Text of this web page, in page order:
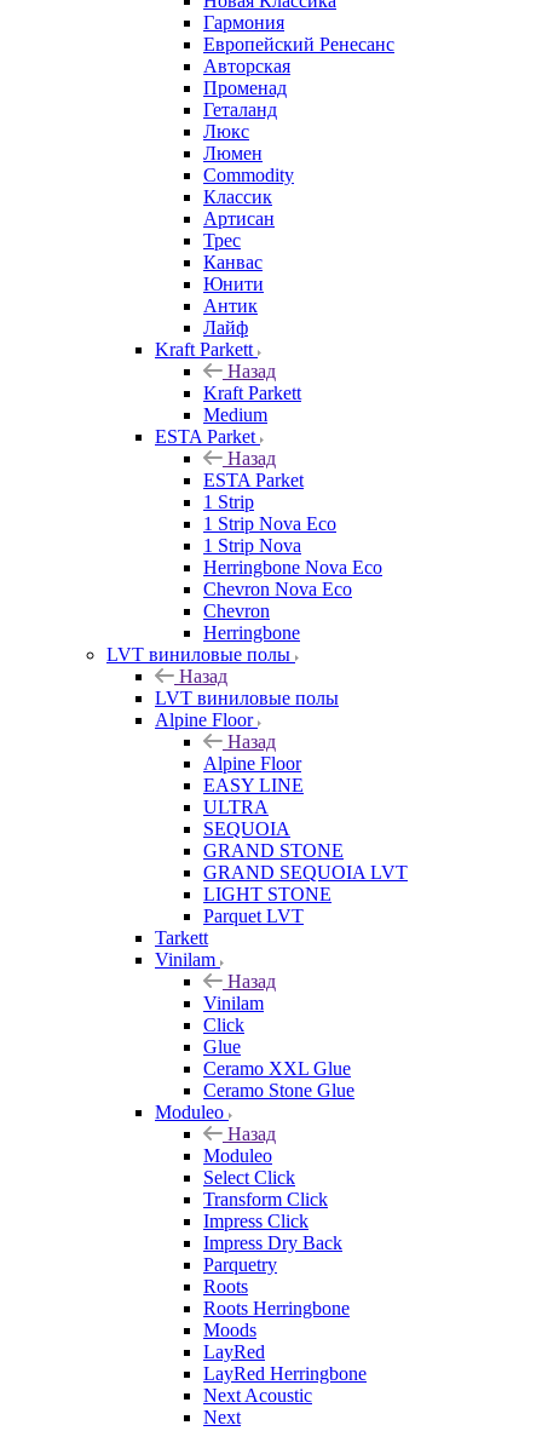
Гармония
Европейский Ренесанс
Авторская
Променад
Геталанд
Люкс
Люмен
Commodity
Классик
Артисан
Трес
Канвас
Юнити
Антик
Лайф
Kraft Parkett
Назад
Kraft Parkett
Medium
ESTA Parket
Назад
ESTA Parket
1 Strip
1 Strip Nova Eco
1 Strip Nova
Herringbone Nova Eco
Chevron Nova Eco
Chevron
Herringbone
LVT виниловые полы
Назад
LVT виниловые полы
Alpine Floor
Назад
Alpine Floor
EASY LINE
ULTRA
SEQUOIA
GRAND STONE
GRAND SEQUOIA LVT
LIGHT STONE
Parquet LVT
Tarkett
Vinilam
Назад
Vinilam
Click
Glue
Ceramo XXL Glue
Ceramo Stone Glue
Moduleo
Назад
Moduleo
Select Click
Transform Click
Impress Click
Impress Dry Back
Parquetry
Roots
Roots Herringbone
Moods
LayRed
LayRed Herringbone
Next Acoustic
Next